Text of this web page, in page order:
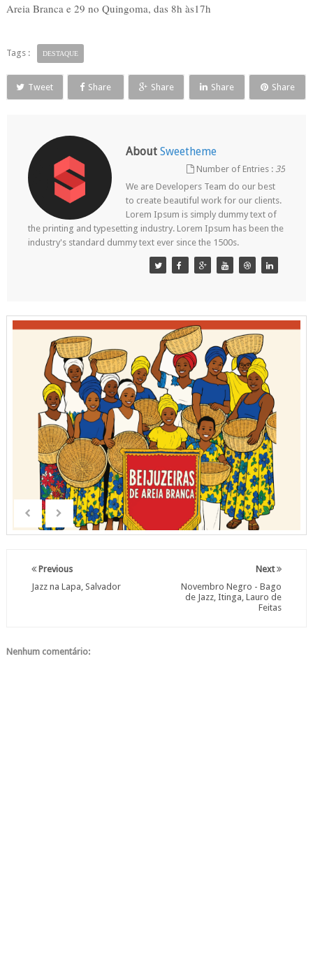
Areia Branca e 29 no Quingoma, das 8h às17h
Tags : DESTAQUE
Tweet Share Share Share Share
About Sweetheme
Number of Entries :35
We are Developers Team do our best
to create beautiful work for our clients.
Lorem Ipsum is simply dummy text of
the printing and typesetting industry. Lorem Ipsum has been the
industry's standard dummy text ever since the 1500s.
Next
Novembro Negro - Bago
de Jazz, Itinga, Lauro de
Feitas
Previous
Jazz na Lapa, Salvador
Nenhum comentário: